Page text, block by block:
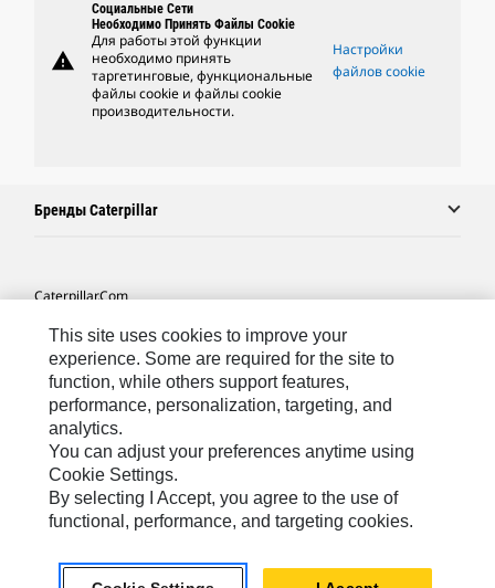
warning
Социальные Сети
Необходимо Принять Файлы Cookie
Для работы этой функции
необходимо принять
таргетинговые, функциональные
файлы cookie и файлы cookie
производительности.
Настройки
файлов cookie
Бренды Caterpillar
Caterpillar.com
Связаться С Caterpillar
Карта Сайта
Cookie Settings
Юридическая Информация
Конфиденциальность Личных Данных
CIS - Russian© 2026 Caterpillar. Все права сохранены.
This site uses cookies to improve your
experience. Some are required for the site to
function, while others support features,
performance, personalization, targeting, and
analytics.
You can adjust your preferences anytime using
Cookie Settings.
By selecting I Accept, you agree to the use of
functional, performance, and targeting cookies.